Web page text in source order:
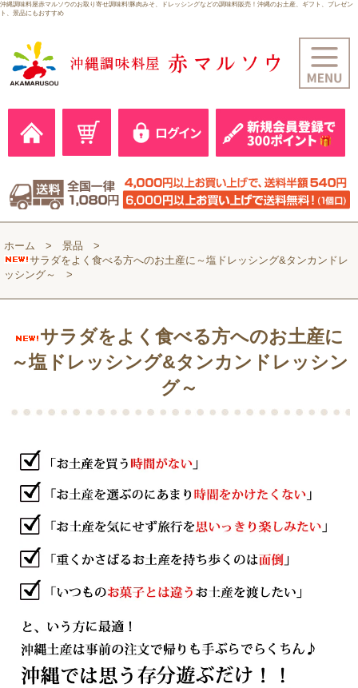
沖縄調味料屋赤マルソウのお取り寄せ調味料!豚肉みそ、ドレッシングなどの調味料販売！沖縄のお土産、ギフト、プレゼン
ト、景品にもおすすめ
ホーム
景品
サラダをよく食べる方へのお土産に～塩ドレッシング&タンカンドレ
ッシング～
サラダをよく食べる方へのお土産に
～塩ドレッシング&タンカンドレッシン
グ～